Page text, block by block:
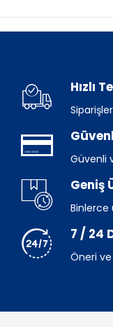
Hızlı
Güvenli
Geniş
7 / 24
Öneri